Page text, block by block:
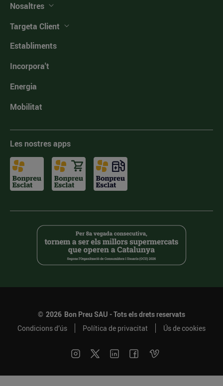
Nosaltres
Targeta Client
Establiments
Incorpora't
Energia
Mobilitat
Les nostres apps
© 2026 Bon Preu SAU - Tots els drets reservats
Condicions d’ús
Política de privacitat Ús de cookies